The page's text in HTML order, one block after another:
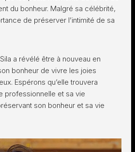
du bonheur. Malgré sa célébrité,
de préserver l’intimité de sa
a révélé être à nouveau en
bonheur de vivre les joies
Espérons qu’elle trouvera
professionnelle et sa vie
son bonheur et sa vie